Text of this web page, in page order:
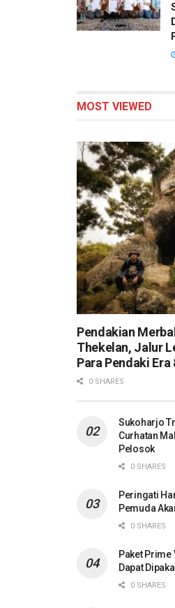
MOST VIEWED
Pendakian
Thekelan, Jalur
Para Pendaki Era
0 SHARES
Sukoharjo
Curhatan
Pelosok
0 SHARES
Peringati
Pemuda
0 SHARES
Paket
Dapat
0 SHARES